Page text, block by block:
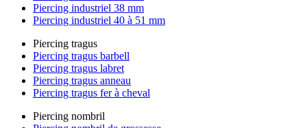
Piercing industriel 38 mm
Piercing industriel 40 à 51 mm
Piercing tragus
Piercing tragus barbell
Piercing tragus labret
Piercing tragus anneau
Piercing tragus fer à cheval
Piercing nombril